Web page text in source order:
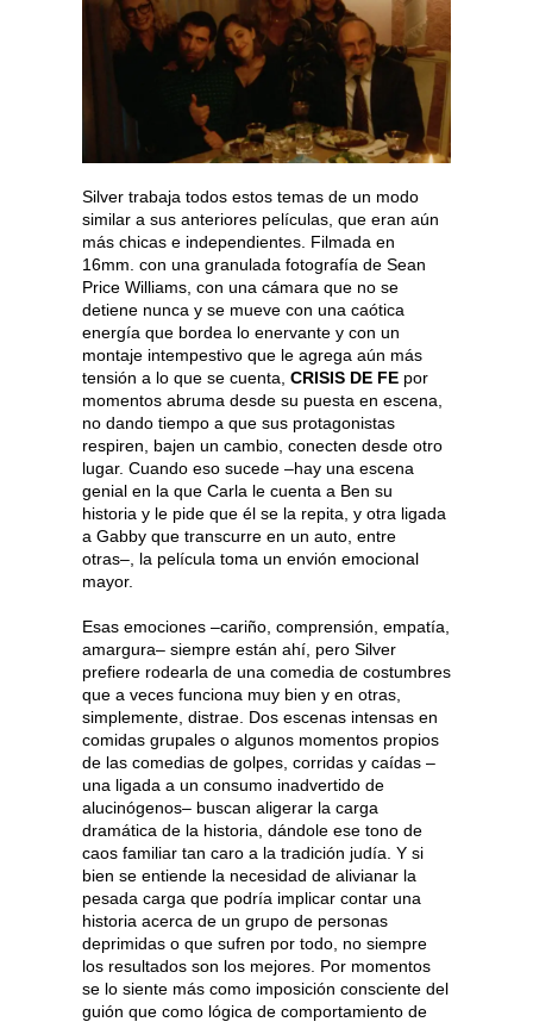
Silver trabaja todos estos temas de un modo
similar a sus anteriores películas, que eran aún
más chicas e independientes. Filmada en
16mm. con una granulada fotografía de Sean
Price Williams, con una cámara que no se
detiene nunca y se mueve con una caótica
energía que bordea lo enervante y con un
montaje intempestivo que le agrega aún más
tensión a lo que se cuenta, CRISIS DE FE por
momentos abruma desde su puesta en escena,
no dando tiempo a que sus protagonistas
respiren, bajen un cambio, conecten desde otro
lugar. Cuando eso sucede –hay una escena
genial en la que Carla le cuenta a Ben su
historia y le pide que él se la repita, y otra ligada
a Gabby que transcurre en un auto, entre
otras–, la película toma un envión emocional
mayor.
Esas emociones –cariño, comprensión, empatía,
amargura– siempre están ahí, pero Silver
prefiere rodearla de una comedia de costumbres
que a veces funciona muy bien y en otras,
simplemente, distrae. Dos escenas intensas en
comidas grupales o algunos momentos propios
de las comedias de golpes, corridas y caídas –
una ligada a un consumo inadvertido de
alucinógenos– buscan aligerar la carga
dramática de la historia, dándole ese tono de
caos familiar tan caro a la tradición judía. Y si
bien se entiende la necesidad de alivianar la
pesada carga que podría implicar contar una
historia acerca de un grupo de personas
deprimidas o que sufren por todo, no siempre
los resultados son los mejores. Por momentos
se lo siente más como imposición consciente del
guión que como lógica de comportamiento de